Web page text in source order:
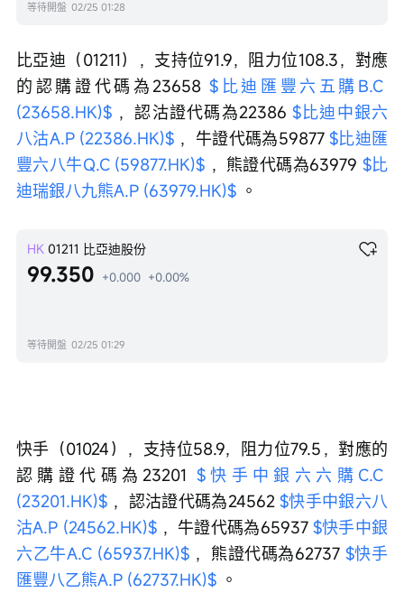
等待開盤 02/25 01:28
比亞迪（01211），支持位91.9，阻力位108.3，對應
的認購證代碼為23658 $比迪匯豐六五購B.C
(23658.HK)$ ，認沽證代碼為22386 $比迪中銀六
八沽A.P (22386.HK)$ ，牛證代碼為59877 $比迪匯
豐六八牛Q.C (59877.HK)$ ，熊證代碼為63979 $比
迪瑞銀八九熊A.P (63979.HK)$ 。
HK 01211 比亞迪股份
99.350 +0.000 +0.00%
等待開盤 02/25 01:29
快手（01024），支持位58.9，阻力位79.5，對應的
認購證代碼為23201 $快手中銀六六購C.C
(23201.HK)$ ，認沽證代碼為24562 $快手中銀六八
沽A.P (24562.HK)$ ，牛證代碼為65937 $快手中銀
六乙牛A.C (65937.HK)$ ，熊證代碼為62737 $快手
匯豐八乙熊A.P (62737.HK)$ 。